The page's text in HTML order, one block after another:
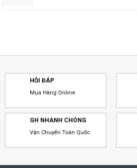
HỎI ĐÁP
Mua Hàng Online
GH NHANH CHÓNG
Vận Chuyển Toàn Quốc